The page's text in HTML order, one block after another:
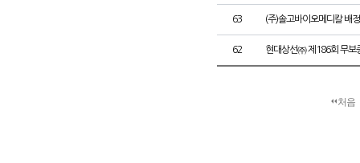
63 (주)솔고바이오메디칼 배
62 현대상선㈜ 제186회 무보
처음